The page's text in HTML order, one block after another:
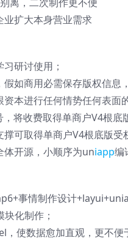
业扩大本身营业需求
研讨使用；
如商用必需保存版权信息
本进行任何情势任何表面
将收费取得单商户V4根底
可取得单商户V4根底版受
体开源，小顺序为uniapp编
事情制作设计
化制作；
使数据愈加直观，更不便